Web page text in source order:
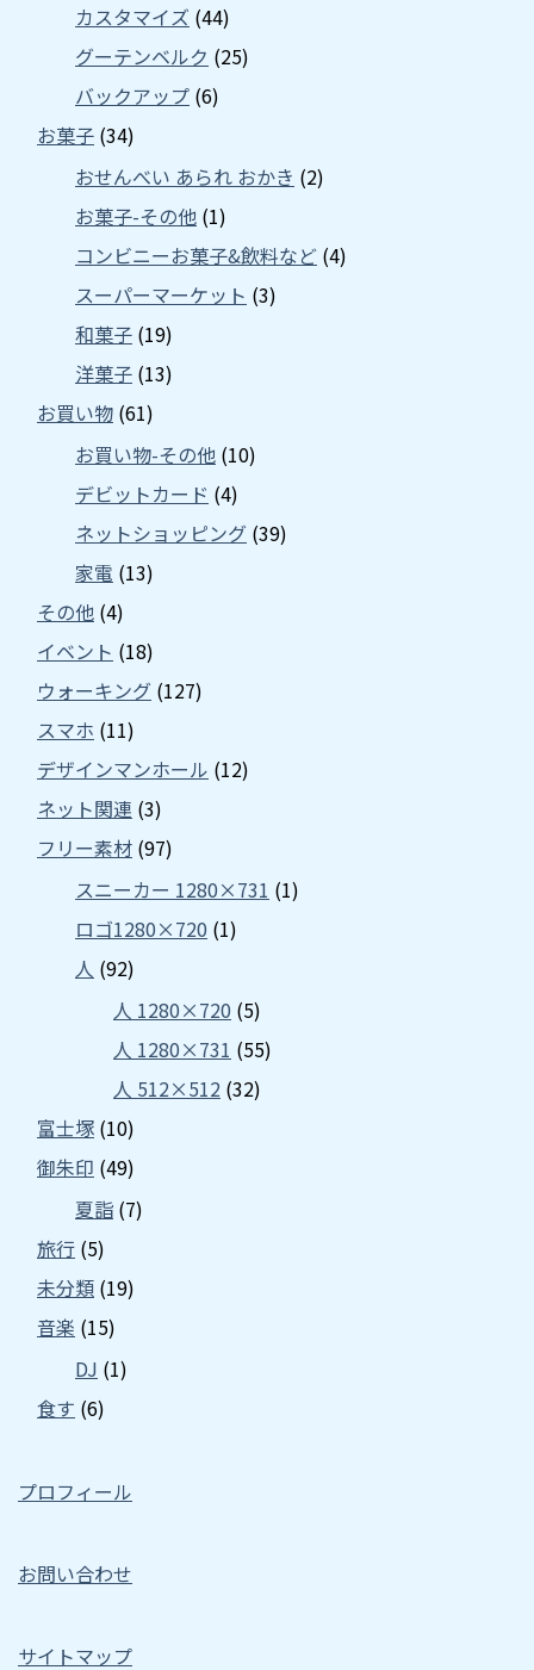
カスタマイズ (44)
グーテンベルク (25)
バックアップ (6)
お菓子 (34)
おせんべい あられ おかき (2)
お菓子-その他 (1)
コンビニーお菓子&飲料など (4)
スーパーマーケット (3)
和菓子 (19)
洋菓子 (13)
お買い物 (61)
お買い物-その他 (10)
デビットカード (4)
ネットショッピング (39)
家電 (13)
その他 (4)
イベント (18)
ウォーキング (127)
スマホ (11)
デザインマンホール (12)
ネット関連 (3)
フリー素材 (97)
スニーカー 1280×731 (1)
ロゴ1280×720 (1)
人 (92)
人 1280×720 (5)
人 1280×731 (55)
人 512×512 (32)
富士塚 (10)
御朱印 (49)
夏詣 (7)
旅行 (5)
未分類 (19)
音楽 (15)
DJ (1)
食す (6)
プロフィール
お問い合わせ
サイトマップ